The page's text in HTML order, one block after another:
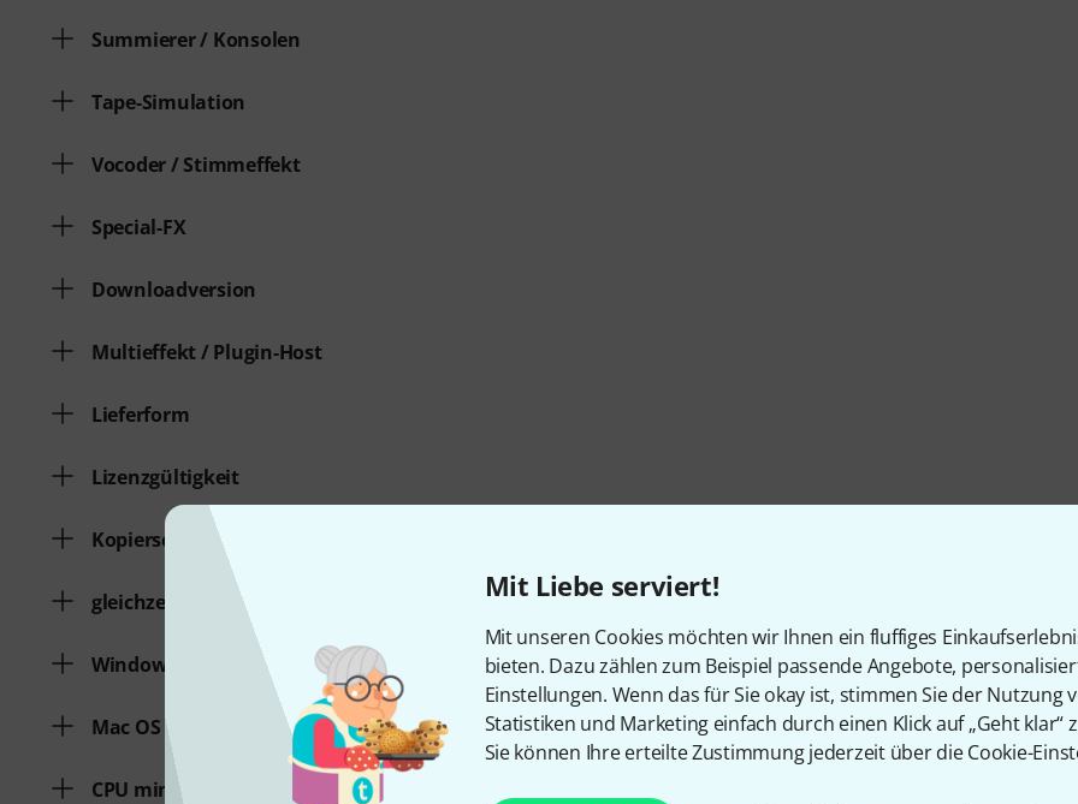
Mit Liebe serviert!
Mit unseren Cookies möchten wir Ihnen ein fluffiges
bieten. Dazu zählen zum Beispiel passende Angebote,
Einstellungen. Wenn das für Sie okay ist, stimmen Sie der Nutzung
Statistiken und Marketing einfach durch einen Klick auf „Geht klar“
Sie können Ihre erteilte Zustimmung jederzeit über die Cookie-
Summierer / Konsolen
Tape-Simulation
Vocoder / Stimmeffekt
Special-FX
Downloadversion
Multieffekt / Plugin-Host
Lieferform
Lizenzgültigkeit
Kopierschutz
gleichzeitige Freischaltungen
Windows
Mac OS (64 Bit)
CPU min.